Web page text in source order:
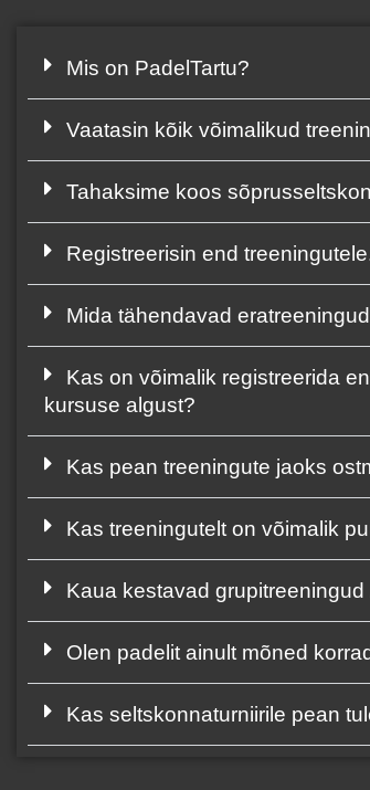
Mis on PadelTartu?
Vaatasin kõik võimalikud
Tahaksime koos
Registreerisin end
Mida tähendavad
Kas on võimalik registreerida
kursuse algust?
Kas pean treeningute jaoks
Kas treeningutelt on võimalik
Kaua kestavad
Olen padelit ainult mõned
Kas seltskonnaturniirile pean